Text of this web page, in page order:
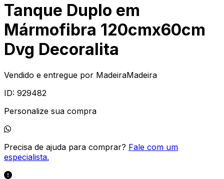
Tanque Duplo em
Mármofibra 120cmx60cm
Dvg Decoralita
Vendido e entregue por MadeiraMadeira
ID: 929482
Personalize sua compra
Precisa de ajuda para comprar? Fale com um
especialista.